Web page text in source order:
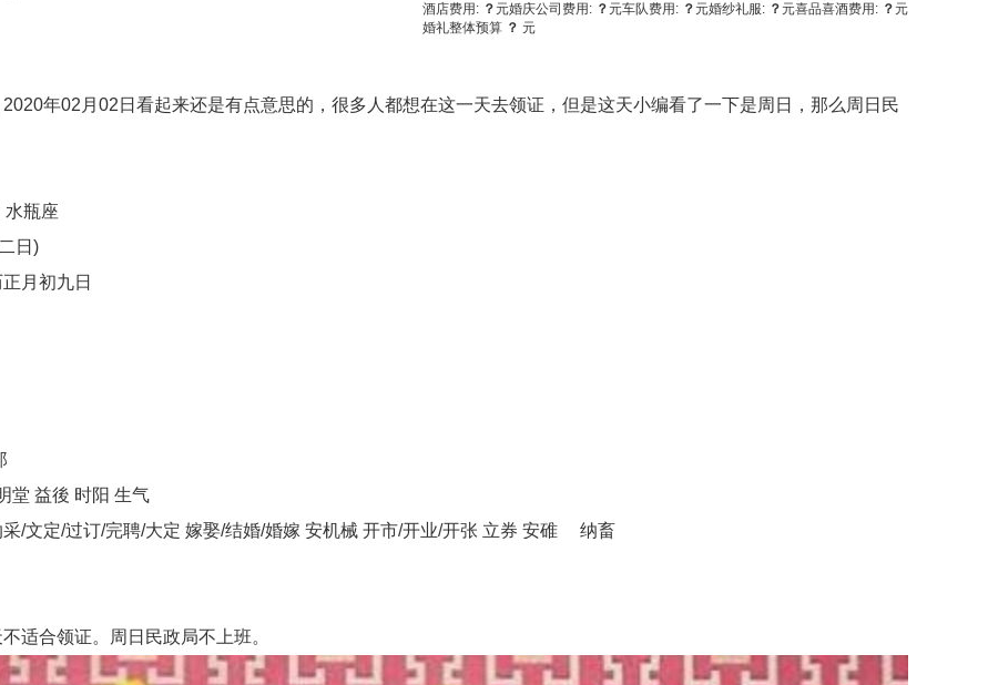
酒店费用: ？元婚庆公司费用: ？元车队费用: ？元婚纱礼服: ？元喜品喜酒费用: ？元
婚礼整体预算 ？ 元
年02月02日看起来还是有点意思的，很多人都想在这一天去领证，但是这天小编看了一下是周日，那么周日民
瓶座
日)
月初九日
益後 时阳 生气
文定/过订/完聘/大定 嫁娶/结婚/婚嫁 安机械 开市/开业/开张 立券 安碓 纳畜
合领证。周日民政局不上班。